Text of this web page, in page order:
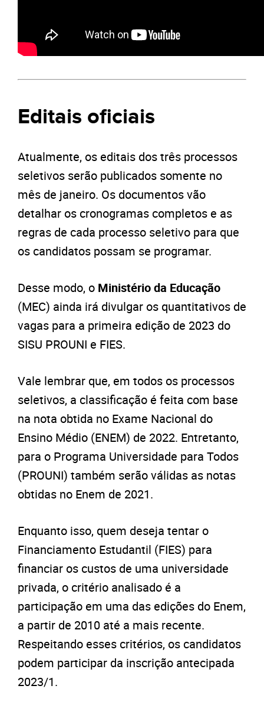
Editais oficiais
Atualmente, os editais dos três processos
seletivos serão publicados somente no
mês de janeiro. Os documentos vão
detalhar os cronogramas completos e as
regras de cada processo seletivo para que
os candidatos possam se programar.
Desse modo, o Ministério da Educação
(MEC) ainda irá divulgar os quantitativos de
vagas para a primeira edição de 2023 do
SISU PROUNI e FIES.
Vale lembrar que, em todos os processos
seletivos, a classificação é feita com base
na nota obtida no Exame Nacional do
Ensino Médio (ENEM) de 2022. Entretanto,
para o Programa Universidade para Todos
(PROUNI) também serão válidas as notas
obtidas no Enem de 2021.
Enquanto isso, quem deseja tentar o
Financiamento Estudantil (FIES) para
financiar os custos de uma universidade
privada, o critério analisado é a
participação em uma das edições do Enem,
a partir de 2010 até a mais recente.
Respeitando esses critérios, os candidatos
podem participar da inscrição antecipada
2023/1.